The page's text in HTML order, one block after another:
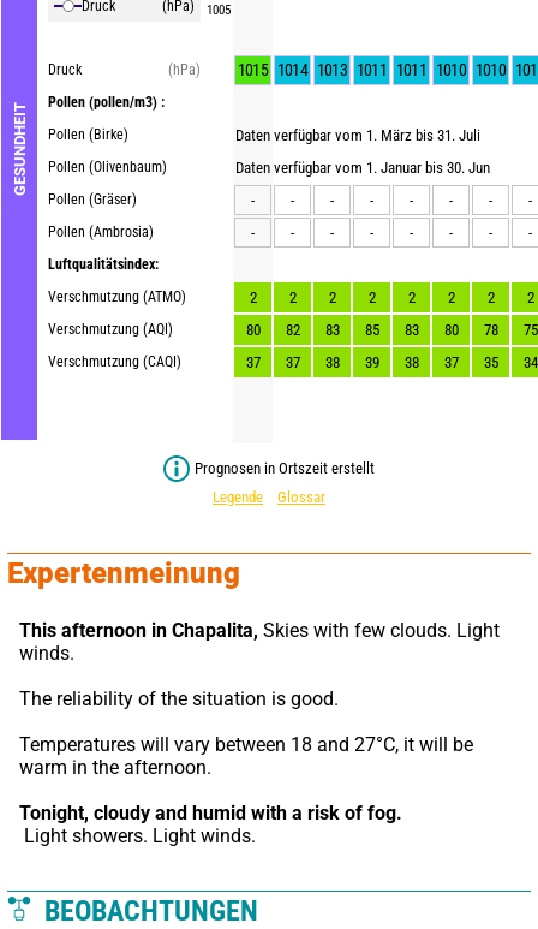
GESUNDHEIT
Druck (hPa)
Druck
(hPa)
Pollen (pollen/m3) :
Pollen (Birke)
Pollen (Olivenbaum)
Pollen (Gräser)
Pollen (Ambrosia)
Luftqualitätsindex:
Verschmutzung (ATMO)
Verschmutzung (AQI)
Verschmutzung (CAQI)
1005
1015 1014 1013 1011 1011 1010 1010
Daten verfügbar vom 1. März bis 31. Juli
Daten verfügbar vom 1. Januar bis 30. Jun
-
- - - - - -
-
-
- - - - - - -
2 2 2 2 2 2 2
2
80
82 83 85 83 80 78
75
37
37 38 39 38 37 35 34
Prognosen in Ortszeit erstellt
Legende
Glossar
Expertenmeinung
This afternoon in Chapalita, Skies with few clouds. Light
winds.
The reliability of the situation is good.
Temperatures will vary between 18 and 27°C, it will be
warm in the afternoon.
Tonight, cloudy and humid with a risk of fog.
Light showers. Light winds.
BEOBACHTUNGEN